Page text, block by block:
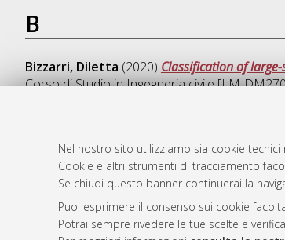
Nel nostro sito utilizziamo sia cookie
Cookie e altri strumenti di tracciamento
Se chiudi questo banner continuerai la
Puoi esprimere il consenso sui cookie
Potrai sempre rivedere le tue scelte e
B
Bizzarri, Diletta (2020) Classification of
Corso di Studio inIngegneria civile [LM-
Atom
Rss 2.0